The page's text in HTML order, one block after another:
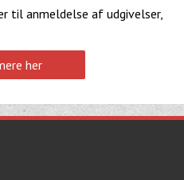
til anmeldelse af udgivelser,
her